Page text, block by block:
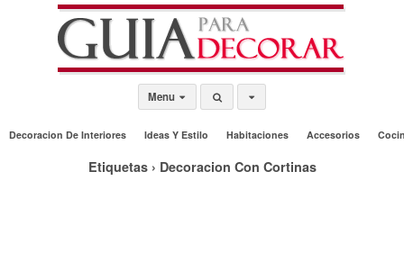
Menu
Decoracion De Interiores Ideas Y Estilo Habitaciones Accesorios
Etiquetas › Decoracion Con Cortinas